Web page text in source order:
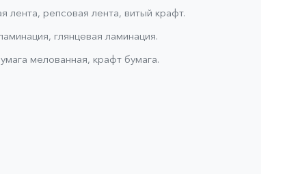
лента, репсовая лента, витый крафт.
глянцевая ламинация.
мелованная, крафт бумага.